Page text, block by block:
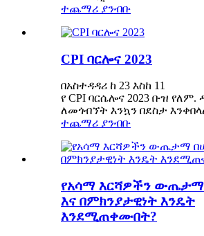
ተጨማሪ ያንብቡ
CPI ባርሎና 2023
በአስተዳዳሪ ከ 23 እስከ 11
የ CPI ባርሴሎና 2023 ቡዝ የለም.
ለመጎብኘት እንኳን በደስታ
ተጨማሪ ያንብቡ
የአሳማ እርሻዎችን ውጤታማ
እና በምክንያታዊነት እንዴት
እንደሚጠቀሙበት?